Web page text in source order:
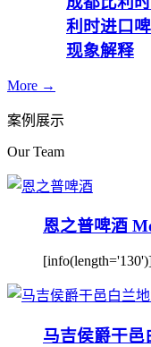
利时进口
现象解释
More →
案例展示
Our Team
恩之普啤酒
马吉侯爵干邑